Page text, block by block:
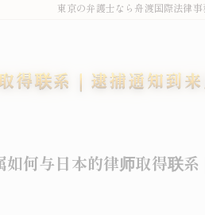
東京の弁護士なら舟渡国際法律事
得联系｜逮捕通知到
如何与日本的律师取得联